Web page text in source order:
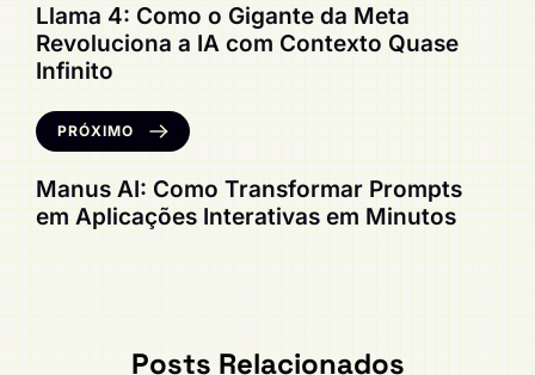
Llama 4: Como o Gigante da Meta
Revoluciona a IA com Contexto Quase
Infinito
PRÓXIMO
Manus AI: Como Transformar Prompts
em Aplicações Interativas em Minutos
Posts Relacionados